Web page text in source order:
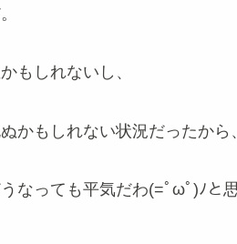
もしれないし、
かもしれない状況だったから、
なっても平気だわ(=ﾟωﾟ)ﾉと